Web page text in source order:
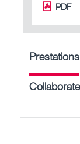
PDF
Prestations